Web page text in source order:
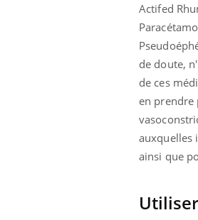
Actifed
de doute,
de ces
en prendre
auxquelles
ainsi que
Carence en fer :
Youtube